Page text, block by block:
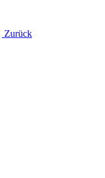
Zurück